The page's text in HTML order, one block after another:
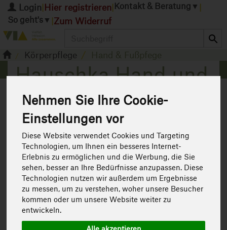
Nehmen Sie Ihre Cookie-
Einstellungen vor
Diese Website verwendet Cookies und Targeting
Technologien, um Ihnen ein besseres Internet-
Erlebnis zu ermöglichen und die Werbung, die Sie
sehen, besser an Ihre Bedürfnisse anzupassen. Diese
Technologien nutzen wir außerdem um Ergebnisse
zu messen, um zu verstehen, woher unsere Besucher
kommen oder um unsere Website weiter zu
entwickeln.
Login Hier registrieren Kontakt & Beratung ▼
So geht's ▼ Zum Widerruf
Körperpflege
Hand & Fußpfege
Hauschka Hand und
Fußpflege 6 von 1598